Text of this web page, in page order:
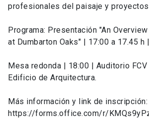
profesionales del paisaje y
Programa: Presentación "An
at Dumbarton Oaks" | 17:00 a 17.45 h
Mesa redonda | 18:00 | Auditorio
Edificio de Arquitectura.
Más información y link de inscripción:
https://forms.office.com/r/